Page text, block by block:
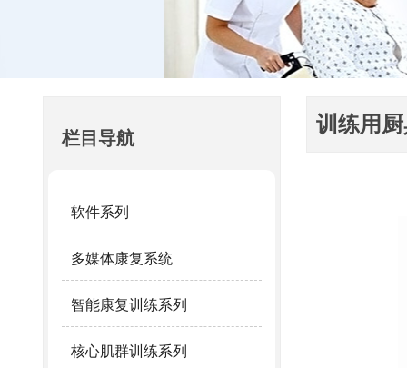
栏目导航
软件系列
多媒体康复系统
智能康复训练系列
核心肌群训练系列
训练用